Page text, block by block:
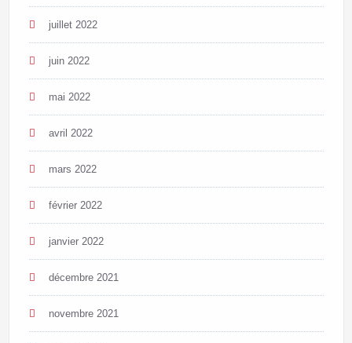
juillet 2022
juin 2022
mai 2022
avril 2022
mars 2022
février 2022
janvier 2022
décembre 2021
novembre 2021